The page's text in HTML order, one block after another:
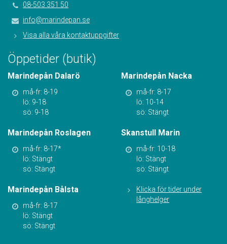
08-503 351 50
info@marindepan.se
Visa alla våra kontaktuppgifter
Öppetider (butik)
Marindepån Dalarö
må-fr: 8-19
lö: 9-18
sö: 9-18
Marindepån Nacka
må-fr: 8-17
lö: 10-14
sö: Stängt
Marindepån Roslagen
må-fr: 8-17*
lö: Stängt
sö: Stängt
Skanstull Marin
må-fr: 10-18
lö: Stängt
sö: Stängt
Marindepån Bålsta
må-fr: 8-17
lö: Stängt
sö: Stängt
Klicka för tider under
långhelger